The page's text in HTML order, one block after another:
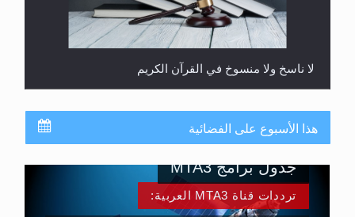
لا ناسخ ولا منسوخ في القرآن الكريم
هذا الأسبوع على الفضائية
ترددات قناة MTA3 العربية:
جدول برامج MTA3